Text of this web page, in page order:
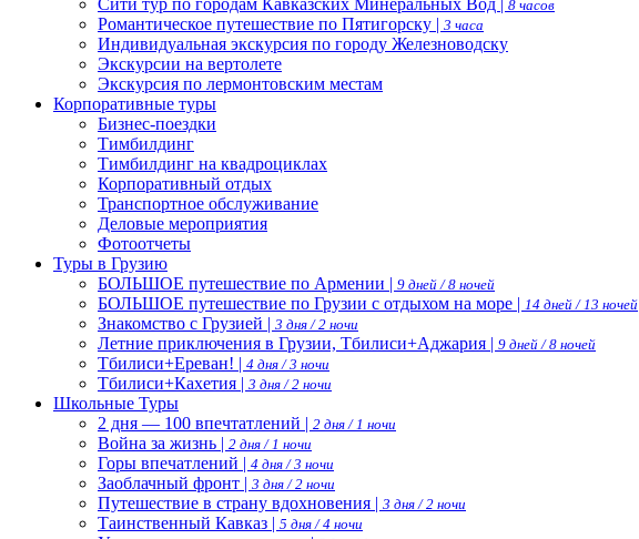
Сити тур по городам Кавказских Минеральных Вод | 8 часов
Романтическое путешествие по Пятигорску | 3 часа
Индивидуальная экскурсия по городу Железноводску
Экскурсии на вертолете
Экскурсия по лермонтовским местам
Корпоративные туры
Бизнес-поездки
Тимбилдинг
Тимбилдинг на квадроциклах
Корпоративный отдых
Транспортное обслуживание
Деловые мероприятия
Фотоотчеты
Туры в Грузию
БОЛЬШОЕ путешествие по Армении | 9 дней / 8 ночей
БОЛЬШОЕ путешествие по Грузии с отдыхом на море | 14 дней / 13 ночей
Знакомство с Грузией | 3 дня / 2 ночи
Летние приключения в Грузии, Тбилиси+Аджария | 9 дней / 8 ночей
Тбилиси+Ереван! | 4 дня / 3 ночи
Тбилиси+Кахетия | 3 дня / 2 ночи
Школьные Туры
2 дня — 100 впечтатлений | 2 дня / 1 ночи
Война за жизнь | 2 дня / 1 ночи
Горы впечатлений | 4 дня / 3 ночи
Заоблачный фронт | 3 дня / 2 ночи
Путешествие в страну вдохновения | 3 дня / 2 ночи
Таинственный Кавказ | 5 дня / 4 ночи